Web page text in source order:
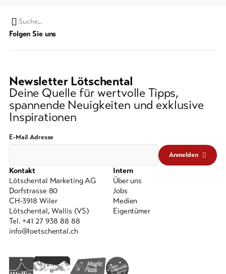
Suchwort
Folgen Sie uns
Newsletter Lötschental
Deine Quelle für wertvolle Tipps,
spannende Neuigkeiten und exklusive
Inspirationen
E-Mail Adresse
Anmelden
Kontakt
Lötschental Marketing AG
Dorfstrasse 80
CH-3918 Wiler
Lötschental, Wallis (VS)
Tel. +41 27 938 88 88
info@loetschental.ch
Intern
Über uns
Jobs
Medien
Eigentümer